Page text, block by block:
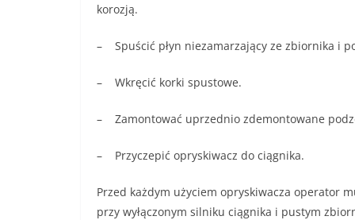
korozją.
– Spuścić płyn niezamarzający ze zbiornika i
– Wkręcić korki spustowe.
– Zamontować uprzednio zdemontowane
– Przyczepić opryskiwacz do ciągnika.
Przed każdym użyciem opryskiwacza operator
przy wyłączonym silniku ciągnika i pustym